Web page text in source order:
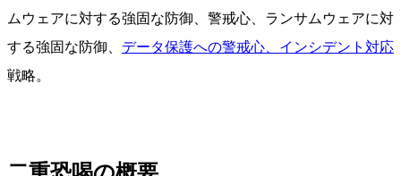
ムウェアに対する強固な防御、警戒心、ランサムウェアに対
する強固な防御、 データ保護への警戒心、 インシデント対応
戦略。